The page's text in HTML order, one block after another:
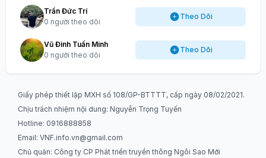
Trần Đức Trí
0 người theo dõi
Theo Dõi
Vũ Đình Tuấn Minh
0 người theo dõi
Theo Dõi
Giấy phép thiết lập MXH số 108/GP-BTTTT, cấp ngày 08/02/2021.
Chịu trách nhiệm nội dung: Nguyễn Trọng Tuyến
Hotline: 0916888858
Email: VNF.info.vn@gmail.com
Chủ quản: Công ty CP Phát triển truyền thông Ngôi Sao Mới